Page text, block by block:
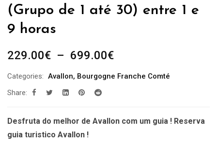
(Grupo de 1 até 30) entre 1 e
9 horas
229.00€ – 699.00€Plage
prix :
699.00€
Categories: Avallon, Bourgogne Franche Comté
Share:
Desfruta do melhor de Avallon com um guia ! Reserva
guia turistico Avallon !